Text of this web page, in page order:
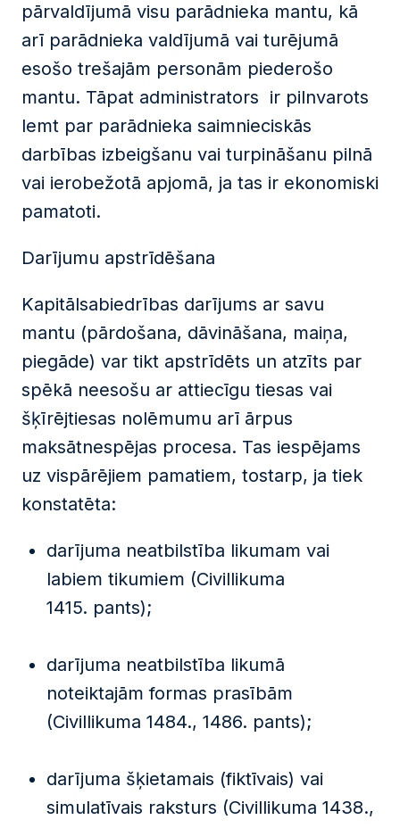
pārvaldījumā visu parādnieka mantu, kā
arī parādnieka valdījumā vai turējumā
esošo trešajām personām piederošo
mantu. Tāpat administrators ir pilnvarots
lemt par parādnieka saimnieciskās
darbības izbeigšanu vai turpināšanu pilnā
vai ierobežotā apjomā, ja tas ir ekonomiski
pamatoti.
Darījumu apstrīdēšana
Kapitālsabiedrības darījums ar savu
mantu (pārdošana, dāvināšana, maiņa,
piegāde) var tikt apstrīdēts un atzīts par
spēkā neesošu ar attiecīgu tiesas vai
šķīrējtiesas nolēmumu arī ārpus
maksātnespējas procesa. Tas iespējams
uz vispārējiem pamatiem, tostarp, ja tiek
konstatēta:
darījuma neatbilstība likumam vai
labiem tikumiem (Civillikuma
1415. pants);
darījuma neatbilstība likumā
noteiktajām formas prasībām
(Civillikuma 1484., 1486. pants);
darījuma šķietamais (fiktīvais) vai
simulatīvais raksturs (Civillikuma 1438.,